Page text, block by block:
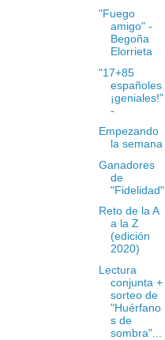
"Fuego
amigo" -
Begoña
Elorrieta
"17+85
españoles
¡geniales!"
-
Empezando
la semana
Ganadores
de
"Fidelidad"
Reto de la A
a la Z
(edición
2020)
Lectura
conjunta +
sorteo de
"Huérfano
s de
sombra"...